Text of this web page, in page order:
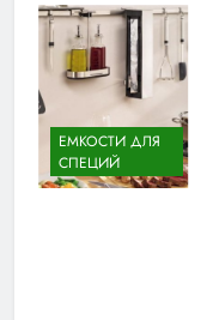
ЕМКОСТИ ДЛЯ
СПЕЦИЙ